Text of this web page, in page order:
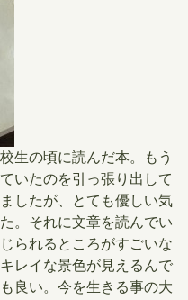
生の頃に読んだ本。もう
いたのを引っ張り出して
したが、とても優しい気
。それに文章を読んでい
られるところがすごいな
レイな景色が見えるんで
良い。今を生きる事の大